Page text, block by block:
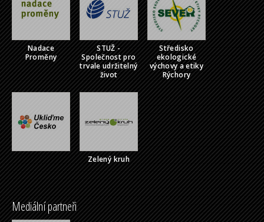
Nadace
Proměny
STUŽ -
Společnost pro
trvale udržitelný
život
Středisko
ekologické
výchovy a etiky
Rýchory
Zelený kruh
Mediální partneři